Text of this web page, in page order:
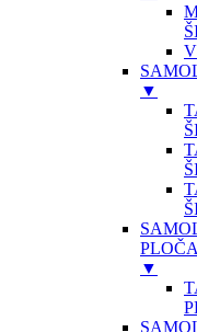
▼
PLOČA
▼